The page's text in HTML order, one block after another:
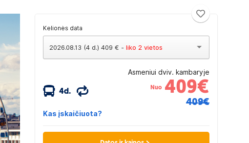
Kelionės data
2026.08.13 (4 d.) 409 € - liko 2 vietos
Asmeniui dviv. kambaryje
4d.
Nuo 409€
409€
Kas įskaičiuota?